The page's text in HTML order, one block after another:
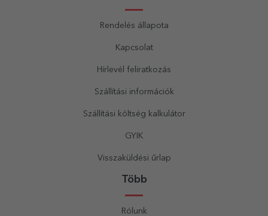
Rendelés állapota
Kapcsolat
Hírlevél feliratkozás
Szállítási információk
Szállítási költség kalkulátor
GYIK
Visszaküldési űrlap
Több
Rólunk